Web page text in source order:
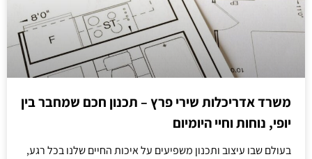
משרד אדריכלות שירי פרץ – תכנון חכם שמחבר בין
יופי, נוחות וחיי היומיום
בעולם שבו עיצוב ותכנון משפיעים על איכות החיים שלנו בכל רגע,